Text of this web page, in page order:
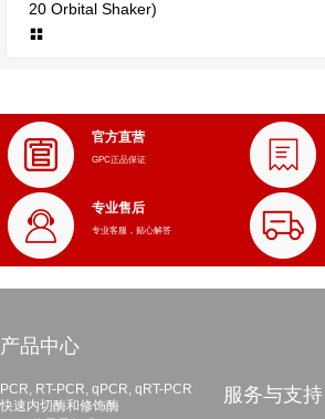
20 Orbital Shaker)
官方直营
GPC正品保证
专业售后
专业客服，贴心解答
产品中心
PCR, RT-PCR, qPCR, qRT-PCR
快速内切酶和修饰酶
服务与支持